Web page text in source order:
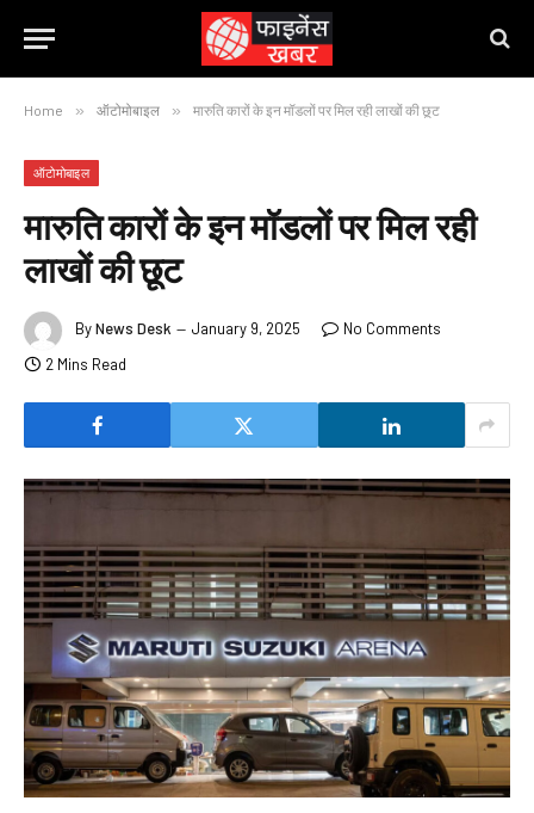
Home » ऑटोमोबाइल » मारुति कारों के इन मॉडलों पर मिल रही लाखों की छूट
ऑटोमोबाइल
मारुति कारों के इन मॉडलों पर मिल रही
लाखों की छूट
ByNews Desk January 9, 2025
No Comments
2 Mins Read